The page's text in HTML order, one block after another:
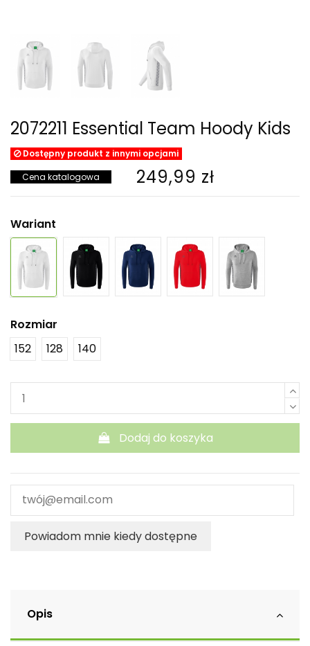
2072211 Essential Team Hoody Kids
Dostępny produkt z innymi opcjami
Cena katalogowa 249,99 zł
Wariant
Rozmiar
152
128 140
Dodaj do koszyka
Powiadom mnie kiedy dostępne
Opis